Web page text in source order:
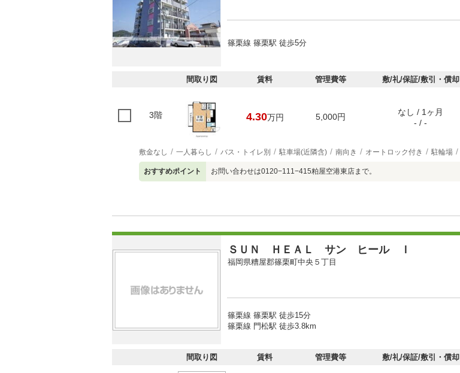
篠栗線 篠栗駅 徒歩5分
間取り図 賃料 管理費等 敷/礼/保証/敷引・償却
3階 4.30万円 5,000円
なし / 1ヶ月
- / -
敷金なし 一人暮らし バス・トイレ別 駐車場(近隣含) 南向き オートロック付き 駐輪場
おすすめポイント お問い合わせは0120−111−415粕屋空港東店まで。
ＳＵＮ ＨＥＡＬ サン ヒール Ｉ
福岡県糟屋郡篠栗町中央５丁目
篠栗線 篠栗駅 徒歩15分
篠栗線 門松駅 徒歩3.8km
間取り図 賃料 管理費等 敷/礼/保証/敷引・償却